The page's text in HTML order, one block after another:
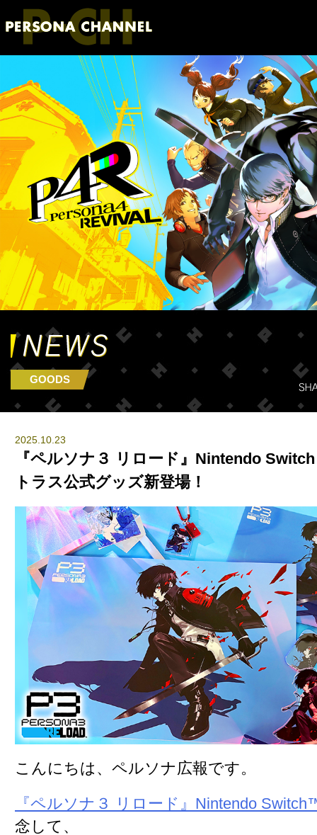
GOODS
2025.10.23
『ペルソナ３ リロード』Nintendo
トラス公式グッズ新登場！
こんにちは、ペルソナ広報です。
『ペルソナ３ リロード』Nintendo
念して、